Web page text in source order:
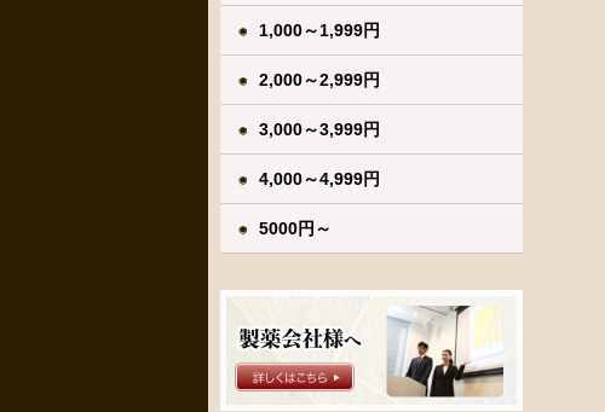
1,000～1,999円
2,000～2,999円
3,000～3,999円
4,000～4,999円
5000円～